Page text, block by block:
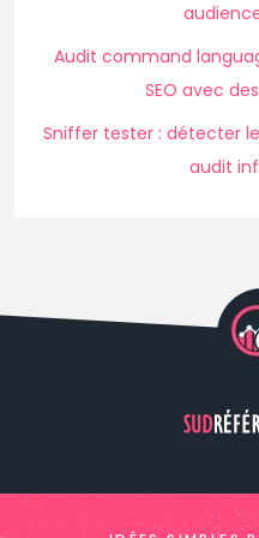
Audit command
SEO avec
Sniffer tester : détecter
audit